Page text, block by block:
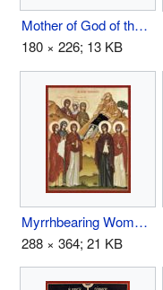
Mother of God of the Passion.JPG
180 × 226; 13 KB
Myrrhbearing Women.jpg
288 × 364; 21 KB